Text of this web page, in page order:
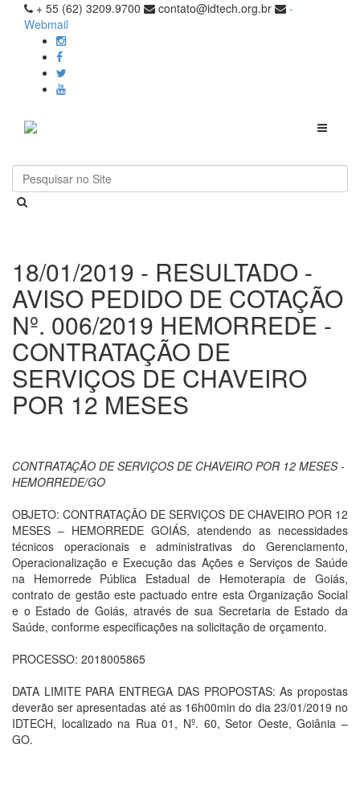
+ 55 (62) 3209.9700 contato@idtech.org.br
-
Webmail
Toggle
18/01/2019 - RESULTADO -
AVISO PEDIDO DE COTAÇÃO
Nº. 006/2019 HEMORREDE -
CONTRATAÇÃO DE
SERVIÇOS DE CHAVEIRO
POR 12 MESES
CONTRATAÇÃO DE SERVIÇOS DE CHAVEIRO POR 12 MESES -
HEMORREDE/GO
OBJETO: CONTRATAÇÃO DE SERVIÇOS DE CHAVEIRO POR 12
MESES – HEMORREDE GOIÁS, atendendo as necessidades
técnicos operacionais e administrativas do Gerenciamento,
Operacionalização e Execução das Ações e Serviços de Saúde
na Hemorrede Pública Estadual de Hemoterapia de Goiás,
contrato de gestão este pactuado entre esta Organização Social
e o Estado de Goiás, através de sua Secretaria de Estado da
Saúde, conforme especificações na solicitação de orçamento.
PROCESSO: 2018005865
DATA LIMITE PARA ENTREGA DAS PROPOSTAS: As propostas
deverão ser apresentadas até as 16h00min do dia 23/01/2019 no
IDTECH, localizado na Rua 01, Nº. 60, Setor Oeste, Goiânia –
GO.